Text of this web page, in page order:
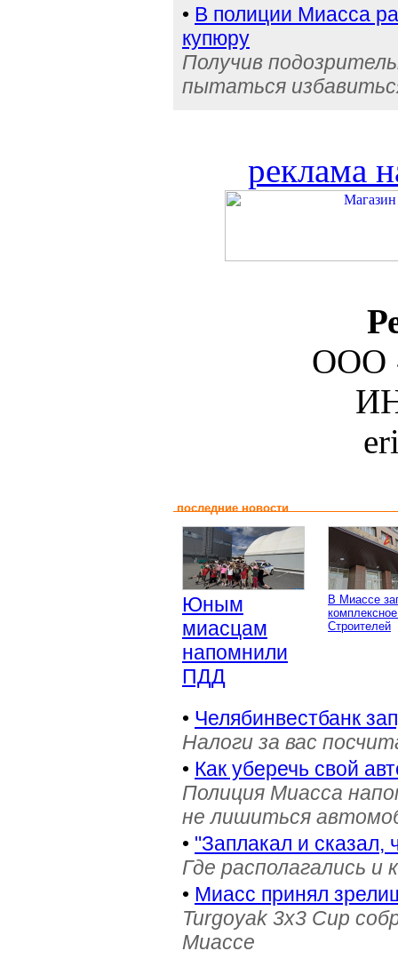
• В полиции Миасса
купюру
Получив
пытаться
реклама
ООО
последние новости
Юным
миасцам
напомнили
ПДД
В Миассе
Строителей
• Челябинвестбанк
Налоги за вас
• Как уберечь свой
Полиция Миасса
не лишиться
• "Заплакал и сказал,
Где располагались и
• Миасс принял
Turgoyak 3x3 Cup
Миассе